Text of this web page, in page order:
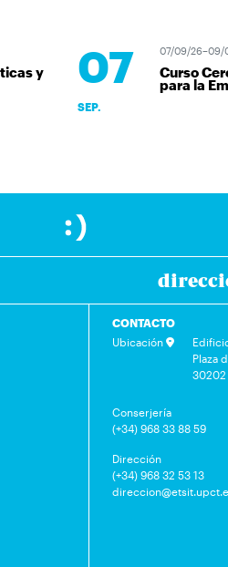
y 07
SEP.
07/09/26–09/
Curso
para la
CONTACTO
Ubicación
Plaza
30202
Conserjería
(+34) 968 33 88 59
Dirección
(+34) 968 32 53 13